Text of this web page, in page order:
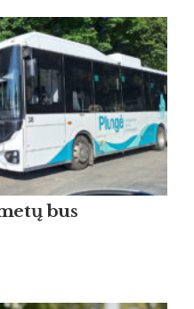
bus